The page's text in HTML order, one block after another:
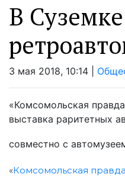
В
3 мая 2018, 10:14 |
«Комсомольская
выставка раритетных
совместно с
«Комсомольская правда